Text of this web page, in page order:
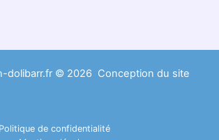
dolibarr.fr © 2026 Conception du site
Politique de confidentialité